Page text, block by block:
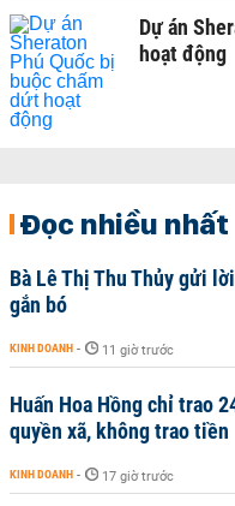
Dự án
hoạt động
Đọc nhiều nhất
Bà Lê Thị Thu Thủy gửi
gắn bó
KINH DOANH - 11 giờ trước
Huấn Hoa Hồng chỉ trao
quyền xã, không trao tiền
KINH DOANH - 17 giờ trước